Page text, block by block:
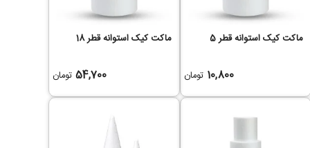
ماکت کیک استوانه قطر 5
10,800 تومان
ماکت کیک استوانه قطر 18
54,700 تومان